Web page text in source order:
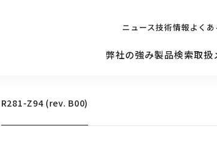
ニュース技術情報よく
弊社の強み製品検索
サーバー
取扱
キッティング
ご購入を検討されている方へ
R281-Z94 (rev. B00)